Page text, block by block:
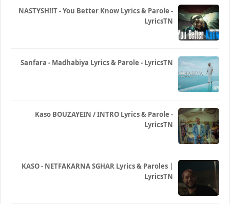
NASTYSH!!T - You Better Know Lyrics & Parole -
LyricsTN
Sanfara - Madhabiya Lyrics & Parole - LyricsTN
Kaso BOUZAYEIN / INTRO Lyrics & Parole -
LyricsTN
KASO - NETFAKARNA SGHAR Lyrics & Paroles |
LyricsTN